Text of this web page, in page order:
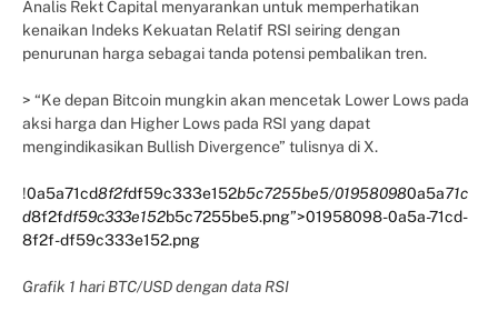
Analis Rekt Capital menyarankan untuk memperhatikan
kenaikan Indeks Kekuatan Relatif RSI seiring dengan
penurunan harga sebagai tanda potensi pembalikan tren.
> “Ke depan Bitcoin mungkin akan mencetak Lower Lows pada
aksi harga dan Higher Lows pada RSI yang dapat
mengindikasikan Bullish Divergence” tulisnya di X.
!0a5a71cd8f2fdf59c333e152b5c7255be5/019580980a5a71c
d8f2fdf59c333e152b5c7255be5.png”>01958098-0a5a-71cd-
8f2f-df59c333e152.png
Grafik 1 hari BTC/USD dengan data RSI